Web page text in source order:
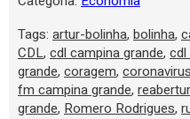
Tags: artur-bolinha, bolinha,
CDL, cdl campina grande, cdl
grande, coragem, coronavirus
fm campina grande,
grande, Romero Rodrigues,